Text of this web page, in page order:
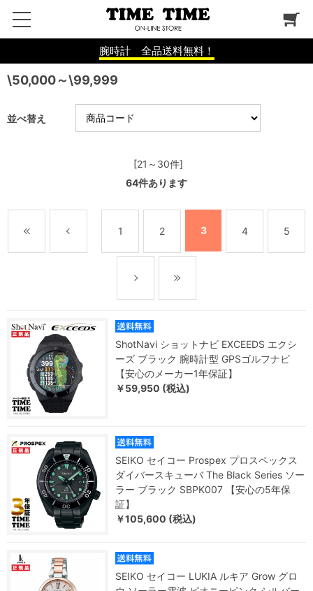
腕時計 全品送料無料！
\50,000～\99,999
並べ替え
[21～30件]
64件あります
1 2 3 4 5
ShotNavi ショットナビ EXCEEDS エクシ
ーズ ブラック 腕時計型 GPSゴルフナビ
【安心のメーカー1年保証】
￥59,950 (税込)
SEIKO セイコー Prospex プロスペックス
ダイバースキューバ The Black Series ソー
ラー ブラック SBPK007 【安心の5年保
証】
￥105,600 (税込)
SEIKO セイコー LUKIA ルキア Grow グロ